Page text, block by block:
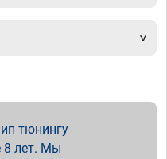
тюнингу
8 лет. Мы